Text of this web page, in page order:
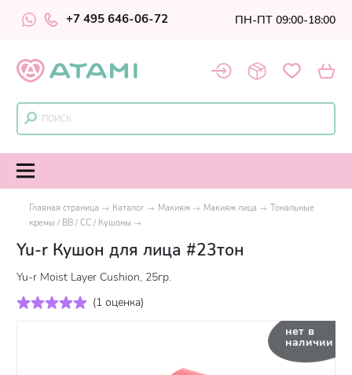
+7 495 646-06-72 ПН-ПТ 09:00-18:00
Главная страница Каталог Макияж Макияж лица
Тональные
кремы / BB / СС / Кушоны
Yu-r Кушон для лица #23тон
Yu-r Moist Layer Cushion, 25гр.
(1 оценка)
нет в
наличии